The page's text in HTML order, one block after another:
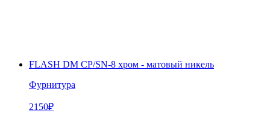
FLASH DM CP/SN-8 хром - матовый никель
Фурнитура
2150₽